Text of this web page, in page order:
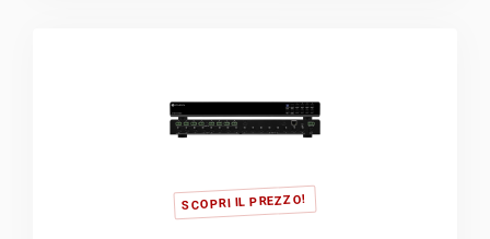
SCOPRI IL PREZZO!